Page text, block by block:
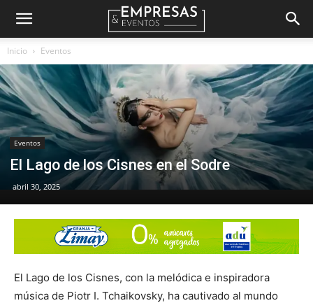
Empresas
&
Eventos
Inicio Eventos
Eventos
El Lago de los Cisnes en el Sodre
abril 30, 2025
El Lago de los Cisnes, con la melódica e inspiradora
música de Piotr I. Tchaikovsky, ha cautivado al mundo